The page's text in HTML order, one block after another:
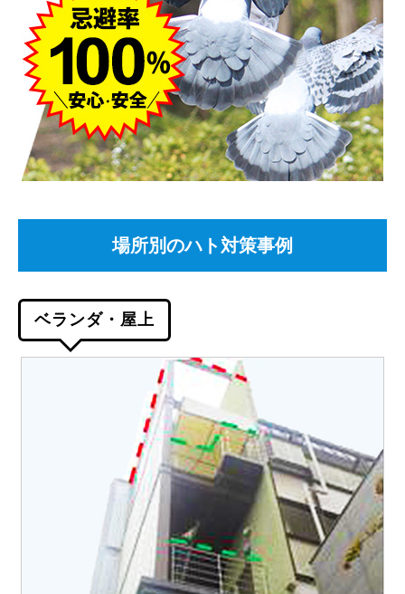
場所別のハト対策事例
ベランダ・屋上